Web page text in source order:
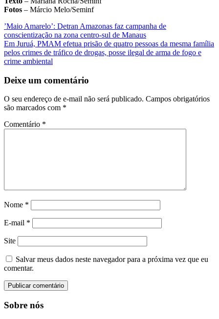
Fotos – Márcio Melo/Seminf
Navegação
de
Post
’Maio Amarelo’: Detran Amazonas faz campanha de
conscientização na zona centro-sul de Manaus
Em Juruá, PMAM efetua prisão de quatro pessoas da mesma família
pelos crimes de tráfico de drogas, posse ilegal de arma de fogo e
crime ambiental
Deixe um comentário
O seu endereço de e-mail não será publicado. Campos obrigatórios
são marcados com *
Comentário *
Nome *
E-mail *
Site
Salvar meus dados neste navegador para a próxima vez que eu
comentar.
Sobre nós